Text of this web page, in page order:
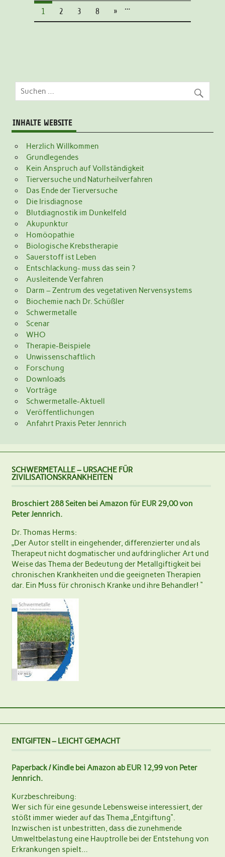
1 2 3 …
8 »
INHALTE WEBSITE
Herzlich Willkommen
Grundlegendes
Kein Anspruch auf Vollständigkeit
Tierversuche und Naturheilverfahren
Das Ende der Tierversuche
Die Irisdiagnose
Blutdiagnostik im Dunkelfeld
Akupunktur
Homöopathie
Biologische Krebstherapie
Sauerstoff ist Leben
Entschlackung- muss das sein ?
Ausleitende Verfahren
Darm – Zentrum des vegetativen Nervensystems
Biochemie nach Dr. Schüßler
Schwermetalle
Scenar
WHO
Therapie-Beispiele
Unwissenschaftlich
Forschung
Downloads
Vorträge
Schwermetalle-Aktuell
Veröffentlichungen
Anfahrt Praxis Peter Jennrich
SCHWERMETALLE – URSACHE FÜR
ZIVILISATIONSKRANKHEITEN
Broschiert 288 Seiten bei Amazon für EUR 29,00 von
Peter Jennrich.
Dr. Thomas Herms:
„Der Autor stellt in eingehender, differenzierter und als
Therapeut nicht dogmatischer und aufdringlicher Art und
Weise das Thema der Bedeutung der Metallgiftigkeit bei
chronischen Krankheiten und die geeigneten Therapien
dar. Ein Muss für chronisch Kranke und ihre Behandler! “
ENTGIFTEN – LEICHT GEMACHT
Paperback / Kindle bei Amazon ab EUR 12,99 von Peter
Jennrich.
Kurzbeschreibung:
Wer sich für eine gesunde Lebensweise interessiert, der
stößt immer wieder auf das Thema „Entgiftung“.
Inzwischen ist unbestritten, dass die zunehmende
Umweltbelastung eine Hauptrolle bei der Entstehung von
Erkrankungen spielt…